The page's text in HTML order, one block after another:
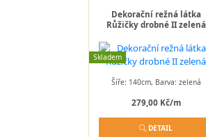
Dekorační režná látka
Růžičky drobné II zelená
Skladem
Šíře: 140cm, Barva: zelená
279,00 Kč/m
DETAIL